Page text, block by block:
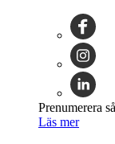
Prenumerera
Läs mer